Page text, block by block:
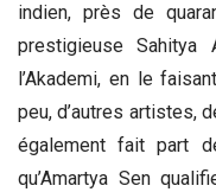
indien, près de
prestigieuse
l’Akademi, en le
peu, d’autres artistes,
également fait part
qu’Amartya Sen